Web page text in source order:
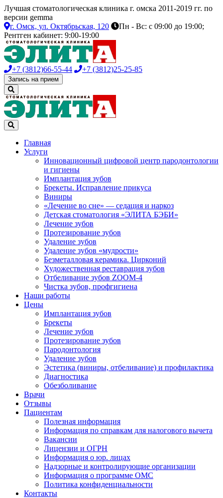
Лучшая стоматологическая клиника г. омска 2011-2019 гг. по
версии gemma
г. Омск, ул. Октябрьская, 120
Пн - Вс: с 09:00 до 19:00;
Рентген кабинет: 9:00-19:00
+7 (3812)66-55-44 +7 (3812)25-25-85
Запись на прием
Главная
Услуги
Инновационный цифровой центр пародонтологии
и гигиены
Имплантация зубов
Брекеты. Исправление прикуса
Виниры
«Лечение во сне» — седация и наркоз
Детская стоматология «ЭЛИТА БЭБИ»
Лечение зубов
Протезирование зубов
Удаление зубов
Удаление зубов «мудрости»
Безметалловая керамика. Цирконий
Художественная реставрация зубов
Отбеливание зубов ZOOM-4
Чистка зубов, профгигиена
Наши работы
Цены
Имплантация зубов
Брекеты
Лечение зубов
Протезирование зубов
Пародонтология
Удаление зубов
Эстетика (виниры, отбеливание) и профилактика
Диагностика
Обезболивание
Врачи
Отзывы
Пациентам
Полезная информация
Информация по справкам для налогового вычета
Вакансии
Лицензии и ОГРН
Информация о юр. лицах
Надзорные и контролирующие организации
Информация о программе ОМС
Политика конфиденциальности
Контакты